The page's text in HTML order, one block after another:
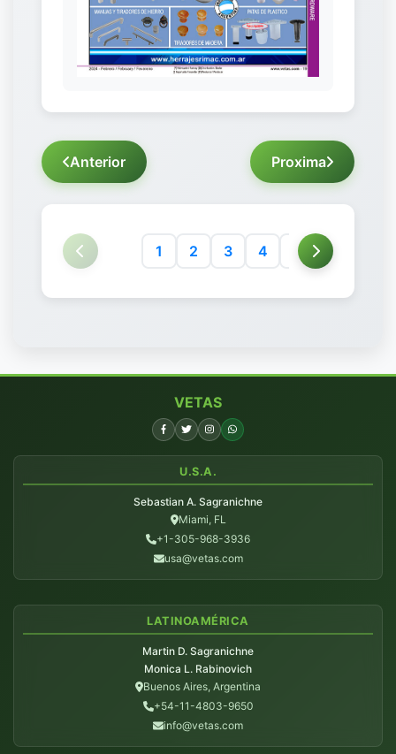
Anterior Proxima
1 2 3 4 5 6
VETAS
U.S.A.
Sebastian A. Sagranichne
Miami, FL
+1-305-968-3936
usa@vetas.com
LATINOAMÉRICA
Martin D. Sagranichne
Monica L. Rabinovich
Buenos Aires, Argentina
+54-11-4803-9650
info@vetas.com